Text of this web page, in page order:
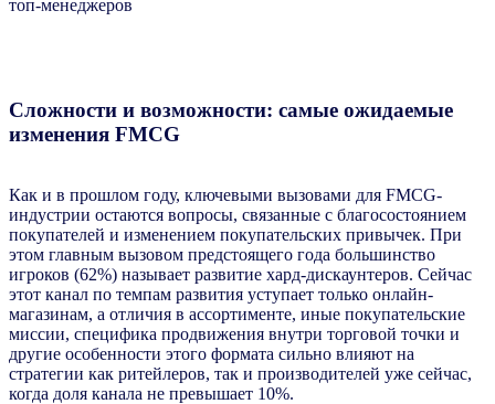
Сложности и возможности: самые ожидаемые
изменения FMCG
Как и в прошлом году, ключевыми вызовами для FMCG-
индустрии остаются вопросы, связанные с благосостоянием
покупателей и изменением покупательских привычек. При
этом главным вызовом предстоящего года большинство
игроков (62%) называет развитие хард-дискаунтеров. Сейчас
этот канал по темпам развития уступает только онлайн-
магазинам, а отличия в ассортименте, иные покупательские
миссии, специфика продвижения внутри торговой точки и
другие особенности этого формата сильно влияют на
стратегии как ритейлеров, так и производителей уже сейчас,
когда доля канала не превышает 10%.